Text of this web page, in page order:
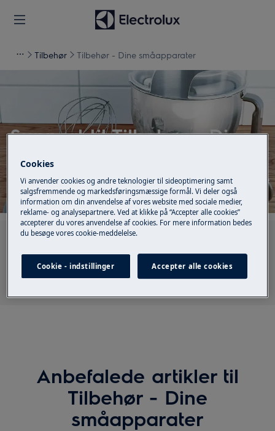
Tilbehør Tilbehør - Dine småapparater
Support til Tilbehør - Dine
småapparater
Anbefalede artikler til
Tilbehør - Dine
småapparater
Cookies
Vi anvender cookies og andre teknologier til sideoptimering samt
salgsfremmende og markedsføringsmæssige formål. Vi deler også
information om din anvendelse af vores website med sociale medier,
reklame- og analysepartnere. Ved at klikke på “Accepter alle cookies”
accepterer du vores anvendelse af cookies. For mere information bedes
du besøge vores cookie-meddelelse.
Cookie - indstillinger Accepter alle cookies